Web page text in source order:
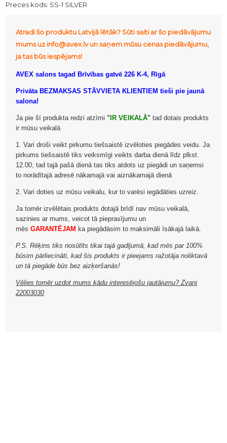
Preces kods: SS-1 SILVER
Atradi šo produktu Latvijā lētāk? Sūti saiti ar šo piedāvājumu
mums uz info@avex.lv un saņem mūsu cenas piedāvājumu,
ja tas būs iespējams!
AVEX salons tagad Brīvības gatvē 226 K-4, Rīgā
Privāta BEZMAKSAS STĀVVIETA KLIENTIEM tieši pie jaunā
salona!
Ja pie šī produkta redzi atzīmi " IR VEIKALĀ" tad dotais produkts
ir mūsu veikalā
1. Vari droši veikt pirkumu tiešsaistē izvēloties piegādes veidu. Ja
pirkums tiešsaistē tiks veiksmīgi veikts darba dienā līdz plkst.
12.00, tad tajā pašā dienā tas tiks atdots uz piegādi un saņemsi
to norādītajā adresē nākamajā vai aiznākamajā dienā
2. Vari doties uz mūsu veikalu, kur to varēsi iegādāties uzreiz.
Ja tomēr izvēlētais produkts dotajā brīdī nav mūsu veikalā,
sazinies ar mums, veicot tā pieprasījumu un
mēsGARANTĒJAM ka piegādāsim to maksimāli īsākajā laikā.
P.S. Rēķins tiks nosūtīts tikai tajā gadījumā, kad mēs par 100%
būsim pārliecināti, kad šis produkts ir pieejams ražotāja noliktavā
un tā piegāde būs bez aizķeršanās!
Vēlies tomēr uzdot mums kādu interesējošu jautājumu? Zvani
22003030